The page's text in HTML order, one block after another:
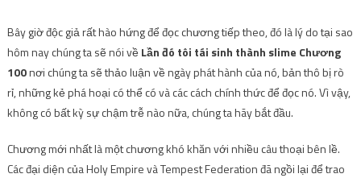
Bây giờ độc giả rất hào hứng để đọc chương tiếp theo, đó là lý do tại sao
hôm nay chúng ta sẽ nói vềLần đó tôi tái sinh thành slime Chương
100nơi chúng ta sẽ thảo luận về ngày phát hành của nó, bản thô bị rò
rỉ, những kẻ phá hoại có thể có và các cách chính thức để đọc nó. Vì vậy,
không có bất kỳ sự chậm trễ nào nữa, chúng ta hãy bắt đầu.
Chương mới nhất là một chương khó khăn với nhiều câu thoại bên lề.
Các đại diện của Holy Empire và Tempest Federation đã ngồi lại để trao